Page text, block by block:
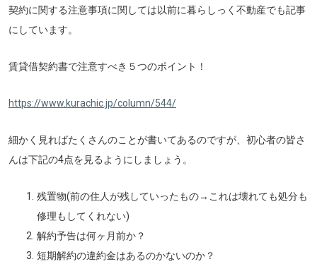
契約に関する注意事項に関しては以前に暮らしっく不動産でも記事
にしています。
賃貸借契約書で注意すべき５つのポイント！
https://www.kurachic.jp/column/544/
細かく見ればたくさんのことが書いてあるのですが、初心者の皆さ
んは下記の4点を見るようにしましょう。
残置物(前の住人が残していったもの→これは壊れても処分も
修理もしてくれない)
解約予告は何ヶ月前か？
短期解約の違約金はあるのかないのか？